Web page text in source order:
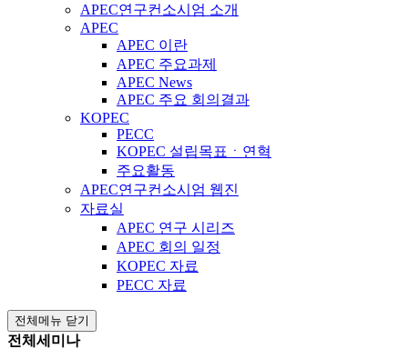
APEC연구컨소시엄 소개
APEC
APEC 이란
APEC 주요과제
APEC News
APEC 주요 회의결과
KOPEC
PECC
KOPEC 설립목표ㆍ연혁
주요활동
APEC연구컨소시엄 웹진
자료실
APEC 연구 시리즈
APEC 회의 일정
KOPEC 자료
PECC 자료
전체메뉴 닫기
전체세미나